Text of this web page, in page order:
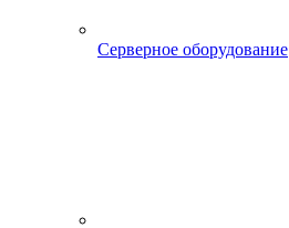
Серверное оборудование